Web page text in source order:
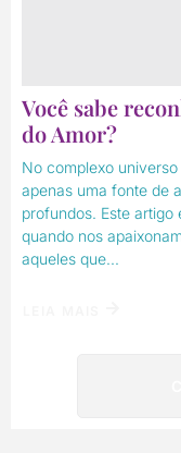
Você sabe
do Amor?
No complexo
apenas uma fonte de
profundos. Este artigo
quando nos
aqueles que...